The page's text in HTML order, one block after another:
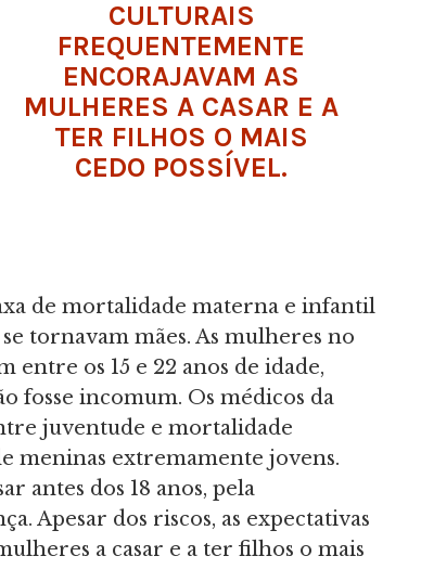
CULTURAIS
FREQUENTEMENTE
ENCORAJAVAM AS
MULHERES A CASAR E A
TER FILHOS O MAIS
CEDO POSSÍVEL.
de mortalidade materna e infantil
tornavam mães. As mulheres no
os 15 e 22 anos de idade,
fosse incomum. Os médicos da
juventude e mortalidade
meninas extremamente jovens.
antes dos 18 anos, pela
Apesar dos riscos, as expectativas
a casar e a ter filhos o mais